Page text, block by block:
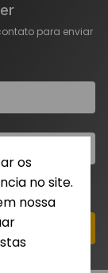
os
no site.
nossa
para enviar